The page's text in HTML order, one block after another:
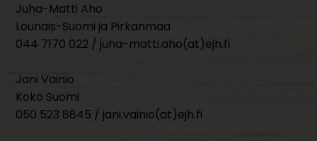
Juha-Matti Aho
Lounais-Suomi ja Pirkanmaa
044 7170 022 / juha-matti.aho(at)ejh.fi
Jani Vainio
Koko Suomi
050 523 8845 / jani.vainio(at)ejh.fi